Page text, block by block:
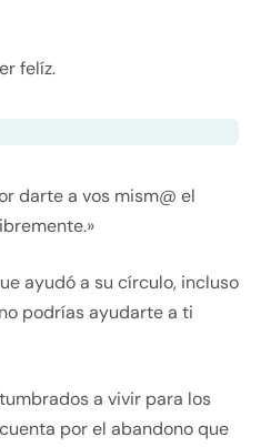
felíz.
darte a vos mism@ el
ayudó a su círculo, incluso
podrías ayudarte a ti
a vivir para los
por el abandono que